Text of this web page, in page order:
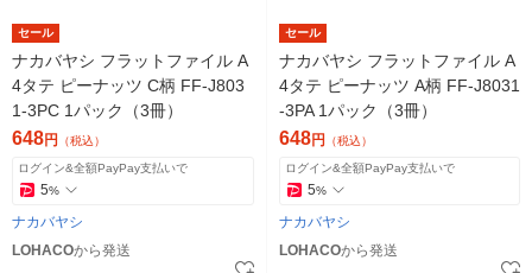
セール
ナカバヤシ フラットファイル A
4タテ ピーナッツ C柄 FF-J803
1-3PC 1パック（3冊）
648円 （税込）
ログイン&全額PayPay支払いで
5%
ナカバヤシ
LOHACOから発送
セール
ナカバヤシ フラットファイル A
4タテ ピーナッツ A柄 FF-J8031
-3PA 1パック（3冊）
648円 （税込）
ログイン&全額PayPay支払いで
5%
ナカバヤシ
LOHACOから発送